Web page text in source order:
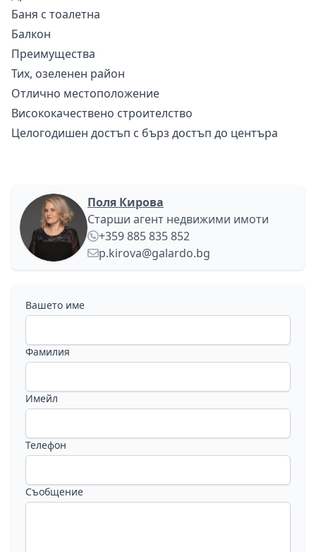
Баня с тоалетна
Балкон
Преимущества
Тих, озеленен район
Отлично местоположение
Висококачествено строителство
Целогодишен достъп с бърз достъп до центъра
Поля Кирова
Старши агент недвижими имоти
+359 885 835 852
p.kirova@galardo.bg
Вашето име
Фамилия
Имейл
Телефон
Съобщение